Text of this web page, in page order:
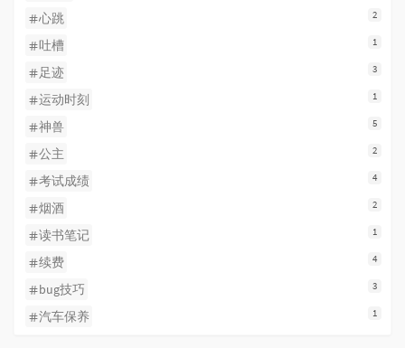
2
心跳
1
吐槽
3
足迹
1
运动时刻
5
神兽
2
公主
4
考试成绩
2
烟酒
1
读书笔记
4
续费
3
bug技巧
1
汽车保养